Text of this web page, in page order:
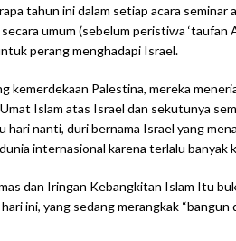
tahun ini dalam setiap acara
umum (sebelum peristiwa
perang menghadapi Israel.
Palestina, mereka
Islam atas Israel dan sekutunya
nanti, duri bernama Israel yang
internasional karena terlalu banyak
dan Iringan Kebangkitan Islam Itu
ini, yang sedang merangkak